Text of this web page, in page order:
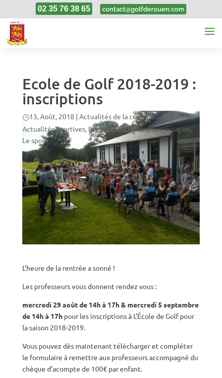
02 35 76 38 65 contact@golfderouen.com
Ecole de Golf 2018-2019 :
inscriptions
13, Août, 2018 | Actualités de la commission sportive,
Actualités Sportives, Brèves associatives,L'association,
Le sport
L’heure de la rentrée a sonné !
Les professeurs vous donnent rendez vous :
mercredi 29 août de 14h à 17h & mercredi 5 septembre
de 14h à 17h pour les inscriptions à L’École de Golf pour
la saison 2018-2019.
Vous pouvez dès maintenant télécharger et compléter
le formulaire à remettre aux professeurs accompagné du
chèque d’acompte de 100€ par enfant.